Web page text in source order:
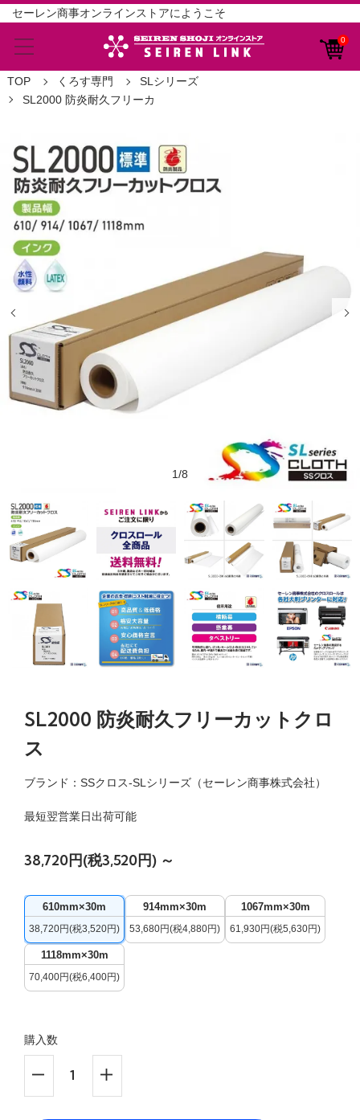
セーレン商事オンラインストアにようこそ
0
TOP くろす専門
SLシリーズ
SL2000 防炎耐久フリーカ
1/8
SL2000 防炎耐久フリーカットクロ
ス
ブランド：SSクロス-SLシリーズ（セーレン商事株式会社）
最短翌営業日出荷可能
38,720円(税3,520円) ～
610mm×30m
38,720円(税3,520円)
914mm×30m
53,680円(税4,880円)
1067mm×30m
61,930円(税5,630円)
1118mm×30m
70,400円(税6,400円)
購入数